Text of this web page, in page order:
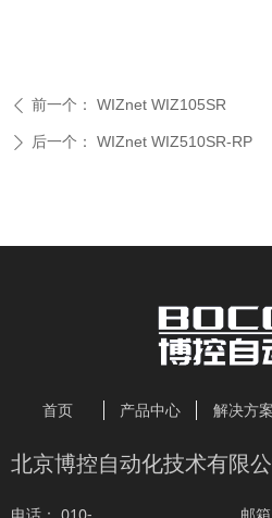
ꄴ 前一个： WIZnet WIZ105SR
ꄲ 后一个： WIZnet WIZ510SR-RP
首页 产品中心 解决方案
北京博控自动化技术有限公